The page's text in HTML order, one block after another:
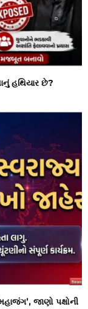
હથિયાર છે?
જાણો પક્ષોની